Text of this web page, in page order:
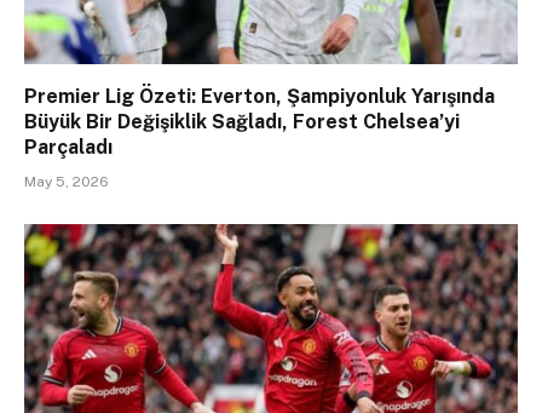
Premier Lig Özeti: Everton, Şampiyonluk Yarışında
Büyük Bir Değişiklik Sağladı, Forest Chelsea’yi
Parçaladı
May 5, 2026